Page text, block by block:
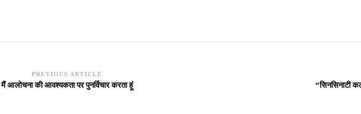
PREVIOUS ARTICLE
मैं आलोचना की आवश्यकता पर पुनर्विचार करता हूं “सिनसिनाटी